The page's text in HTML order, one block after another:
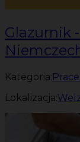
Glazurnik
Kategoria:
Lokalizacja: